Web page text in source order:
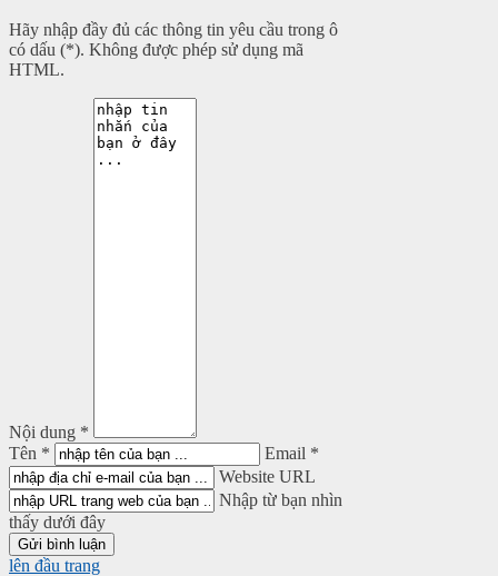
Hãy nhập đầy đủ các thông tin yêu cầu trong ô
có dấu (*). Không được phép sử dụng mã
HTML.
Nội dung *
Tên *
Email *
Website URL
Nhập từ bạn nhìn
thấy dưới đây
lên đầu trang